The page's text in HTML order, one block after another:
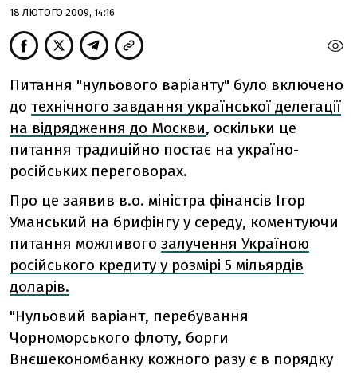
18 ЛЮТОГО 2009, 14:16
Питання "нульового варіанту" було включено
до технічного завдання української делегації
на відрядження до Москви, оскільки це
питання традиційно постає на україно-
російських переговорах.
Про це заявив в.о. міністра фінансів Ігор
Уманський на брифінгу у середу, коментуючи
питання можливого залучення Україною
російського кредиту у розмірі 5 мільярдів
доларів.
"Нульовий варіант, перебування
Чорноморського флоту, борги
Внєшекономбанку кожного разу є в порядку